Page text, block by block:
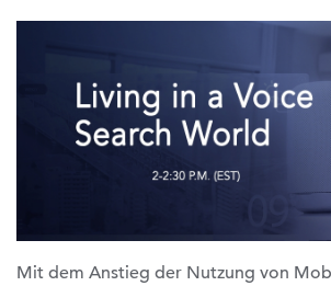
Mit dem Anstieg der Nutzung von